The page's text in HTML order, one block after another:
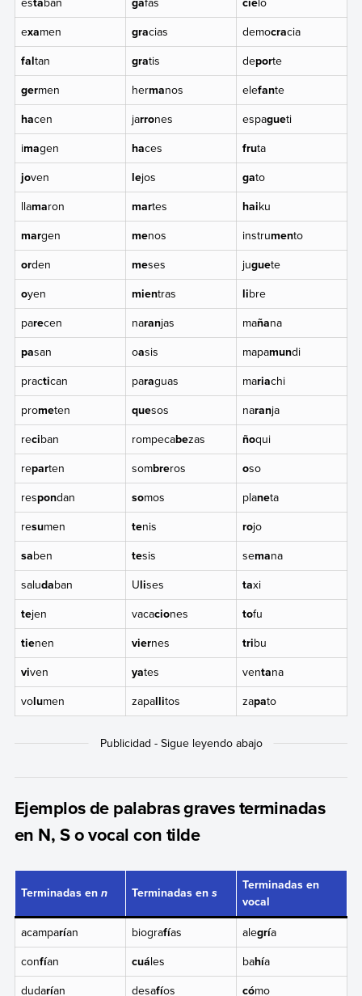
examen gracias democracia
faltan gratis deporte
germen hermanos elefante
hacen jarrones espagueti
imagen haces fruta
joven lejos gato
llamaron martes haiku
margen menos instrumento
orden meses juguete
oyen mientras libre
parecen naranjas mañana
pasan oasis mapamundi
practican paraguas mariachi
prometen quesos naranja
reciban rompecabezas ñoqui
reparten sombreros oso
respondan somos planeta
resumen tenis rojo
saben tesis semana
saludaban Ulises taxi
tejen vacaciones tofu
tienen viernes tribu
viven yates ventana
volumen zapallitos zapato
Ejemplos de palabras graves terminadas
en N, S o vocal con tilde
Terminadas en n Terminadas en s
Terminadas en
vocal
acamparían biografías alegría
confían cuáles bahía
dudarían desafíos cómo